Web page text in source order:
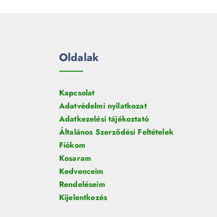
Oldalak
Kapcsolat
Adatvédelmi nyilatkozat
Adatkezelési tájékoztató
Általános Szerződési Feltételek
Fiókom
Kosaram
Kedvenceim
Rendeléseim
Kijelentkezés